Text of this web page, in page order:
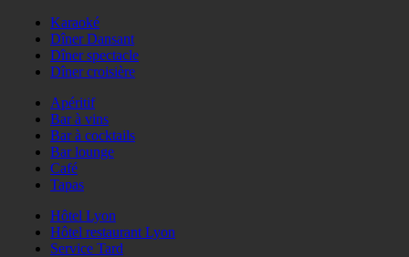
Karaoké
Dîner Dansant
Dîner spectacle
Dîner croisière
Apéritif
Bar à vins
Bar à cocktails
Bar lounge
Café
Tapas
Hôtel Lyon
Hôtel restaurant Lyon
Service Tard